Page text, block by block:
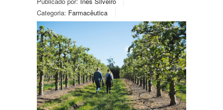
Categoria: Farmacêutica